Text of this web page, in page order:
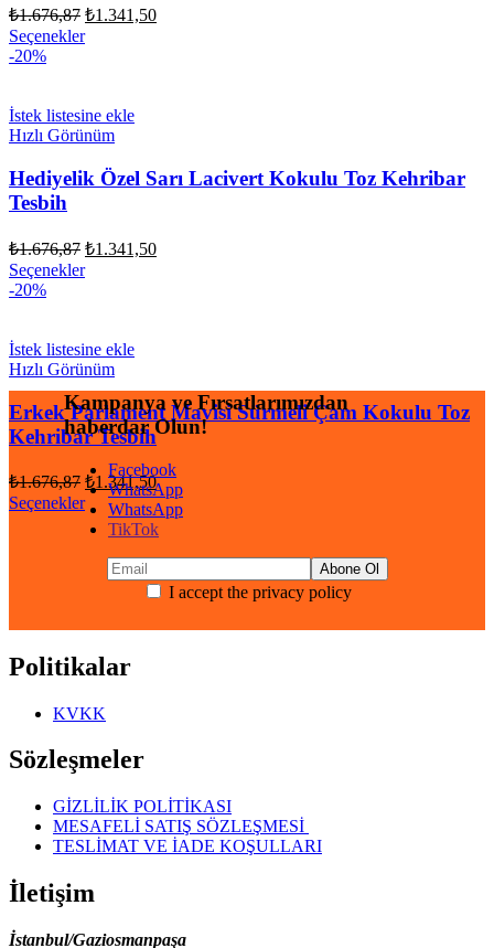
₺1.676,87 Orijinal
fiyat:
₺1.341,50Şu
Seçenekler
-20%
İstek listesine ekle
Hızlı Görünüm
Hediyelik Özel Sarı Lacivert Kokulu Toz Kehribar
Tesbih
₺1.676,87 Orijinal
fiyat:
₺1.341,50Şu
Seçenekler
-20%
İstek listesine ekle
Hızlı Görünüm
Erkek Parlament Mavisi Sürmeli Çam Kokulu Toz
Kehribar Tesbih
₺1.676,87 Orijinal
fiyat:
₺1.676,87.
₺1.341,50Şu
andaki
fiyat:
₺1.341,50.
Seçenekler
Kampanya ve Fırsatlarımızdan
haberdar Olun!
Facebook
WhatsApp
WhatsApp
TikTok
I accept the privacy policy
Politikalar
KVKK
Sözleşmeler
GİZLİLİK POLİTİKASI
MESAFELİ SATIŞ SÖZLEŞMESİ
TESLİMAT VE İADE KOŞULLARI
İletişim
İstanbul/Gaziosmanpaşa